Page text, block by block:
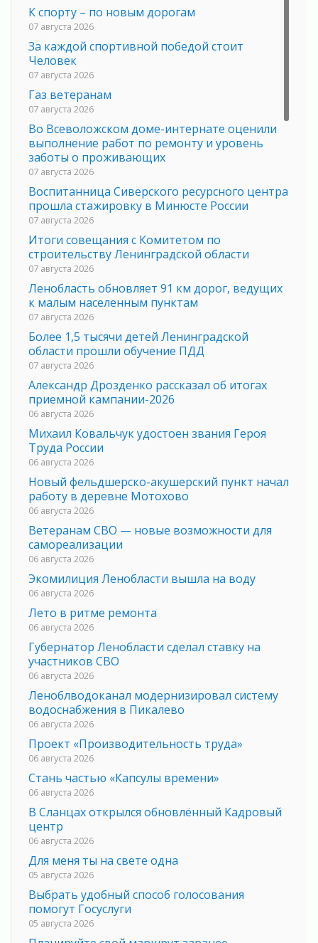
К спорту – по новым дорогам
07 августа 2026
За каждой спортивной победой стоит
Человек
07 августа 2026
Газ ветеранам
07 августа 2026
Во Всеволожском доме-интернате оценили
выполнение работ по ремонту и уровень
заботы о проживающих
07 августа 2026
Воспитанница Сиверского ресурсного центра
прошла стажировку в Минюсте России
07 августа 2026
Итоги совещания с Комитетом по
строительству Ленинградской области
07 августа 2026
Ленобласть обновляет 91 км дорог, ведущих
к малым населенным пунктам
07 августа 2026
Более 1,5 тысячи детей Ленинградской
области прошли обучение ПДД
07 августа 2026
Александр Дрозденко рассказал об итогах
приемной кампании-2026
06 августа 2026
Михаил Ковальчук удостоен звания Героя
Труда России
06 августа 2026
Новый фельдшерско-акушерский пункт начал
работу в деревне Мотохово
06 августа 2026
Ветеранам СВО — новые возможности для
самореализации
06 августа 2026
Экомилиция Ленобласти вышла на воду
06 августа 2026
Лето в ритме ремонта
06 августа 2026
Губернатор Ленобласти сделал ставку на
участников СВО
06 августа 2026
Леноблводоканал модернизировал систему
водоснабжения в Пикалево
06 августа 2026
Проект «Производительность труда»
06 августа 2026
Стань частью «Капсулы времени»
06 августа 2026
В Сланцах открылся обновлённый Кадровый
центр
06 августа 2026
Для меня ты на свете одна
05 августа 2026
Выбрать удобный способ голосования
помогут Госуслуги
05 августа 2026